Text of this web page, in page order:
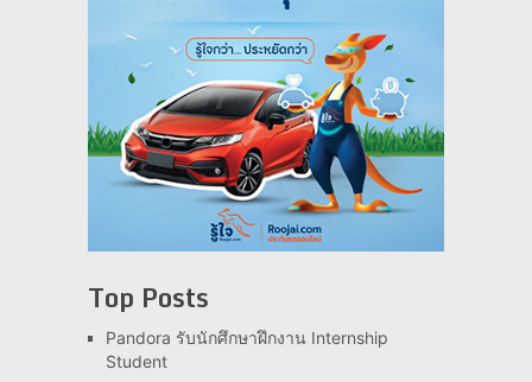
Top Posts
Pandora รับนักศึกษาฝึกงาน Internship
Student